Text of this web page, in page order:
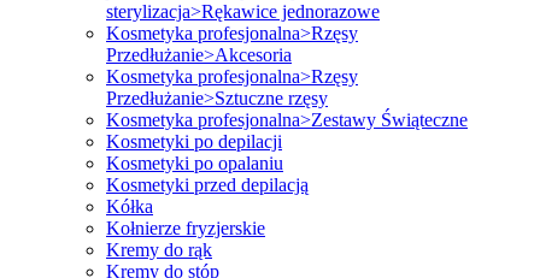
sterylizacja>Rękawice jednorazowe
Kosmetyka profesjonalna>Rzęsy
Przedłużanie>Akcesoria
Kosmetyka profesjonalna>Rzęsy
Przedłużanie>Sztuczne rzęsy
Kosmetyka profesjonalna>Zestawy Świąteczne
Kosmetyki po depilacji
Kosmetyki po opalaniu
Kosmetyki przed depilacją
Kółka
Kołnierze fryzjerskie
Kremy do rąk
Kremy do stóp